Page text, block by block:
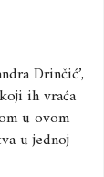
Drinčić’,
ih vraća
u ovom
u jednoj